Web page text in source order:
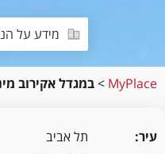
מידע על
MyPlace
>במגדל אקירוב
עיר
תל אביב